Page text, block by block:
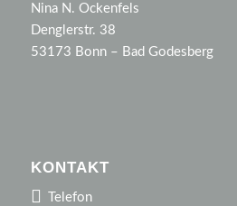
Nina N. Ockenfels
Denglerstr. 38
53173 Bonn – Bad Godesberg
KONTAKT
Telefon